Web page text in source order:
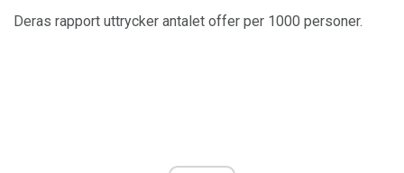
Deras rapport uttrycker antalet offer per 1000 personer.